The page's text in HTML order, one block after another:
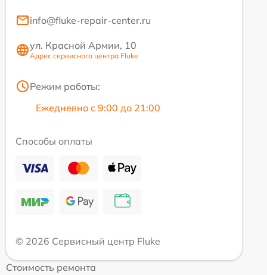
info@fluke-repair-center.ru
ул. Красной Армии, 10
Адрес сервисного центра Fluke
Режим работы:
Ежедневно с 9:00 до 21:00
Способы оплаты
© 2026 Сервисный центр Fluke
Стоимость ремонта